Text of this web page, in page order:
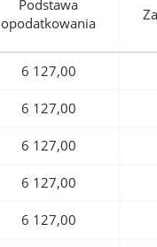
Podstawa
opodatkowania
6 127,00
6 127,00
6 127,00
6 127,00
6 127,00